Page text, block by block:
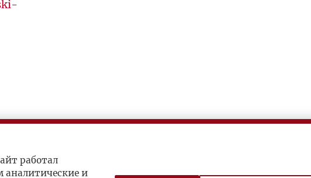
работал
аналитические и